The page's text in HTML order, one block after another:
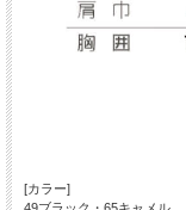
[カラー]
49ブラック・65キャメル